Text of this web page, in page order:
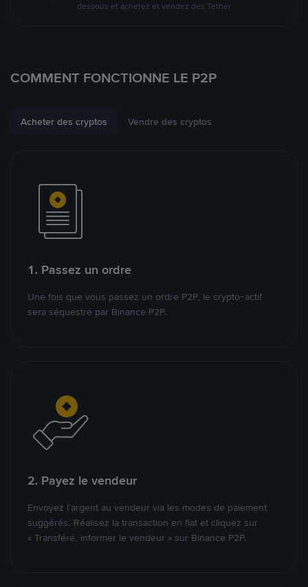
dessous et achetez et vendez des Tether
COMMENT FONCTIONNE LE P2P
Acheter des cryptos Vendre des cryptos
1. Passez un ordre
Une fois que vous passez un ordre P2P, le crypto-actif
sera séquestré par Binance P2P.
2. Payez le vendeur
Envoyez l’argent au vendeur via les modes de paiement
suggérés. Réalisez la transaction en fiat et cliquez sur
« Transféré, informer le vendeur » sur Binance P2P.